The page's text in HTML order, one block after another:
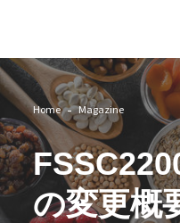
Image
Home Magazine
の変更概